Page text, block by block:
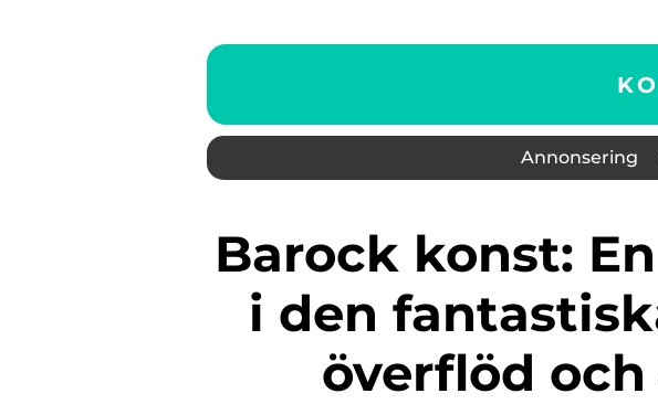
Annonsering
Barock konst: En djupdykning
i den
överflöd